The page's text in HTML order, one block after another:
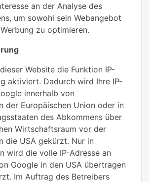
an der Analyse des
um sowohl sein Webangebot
zu optimieren.
Website die Funktion IP-
aktiviert. Dadurch wird Ihre IP-
innerhalb von
der Europäischen Union oder in
des Abkommens über
Wirtschaftsraum vor der
die USA gekürzt. Nur in
wird die volle IP-Adresse an
Google in den USA übertragen
Im Auftrag des Betreibers